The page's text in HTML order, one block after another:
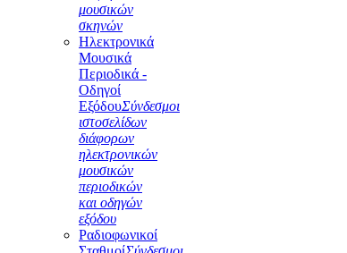
μουσικών
σκηνών
Ηλεκτρονικά
Μουσικά
Περιοδικά -
Οδηγοί
ΕξόδουΣύνδεσμοι
ιστοσελίδων
διάφορων
ηλεκτρονικών
μουσικών
περιοδικών
και οδηγών
εξόδου
Ραδιοφωνικοί